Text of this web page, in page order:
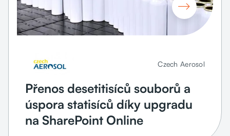

Czech Aerosol
Přenos desetitisíců souborů a
úspora statisíců díky upgradu
na SharePoint Online